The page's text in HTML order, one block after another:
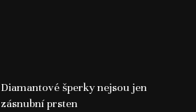
Diamantové šperky nejsou jen
zásnubní prsten